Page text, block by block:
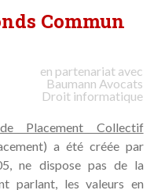
Commun
en partenariat avec
Baumann Avocats
Droit informatique
Placement Collectif
a été créée par
ne dispose pas de la
parlant, les valeurs en